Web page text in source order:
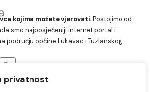
privatnost
kojima možete vjerovati.Postojimo od
smo najposjećeniji internet portal i
području općine Lukavac i Tuzlanskog